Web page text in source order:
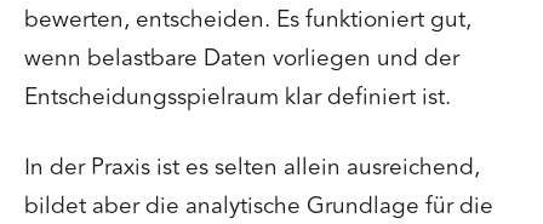
bewerten, entscheiden. Es funktioniert gut,
wenn belastbare Daten vorliegen und der
Entscheidungsspielraum klar definiert ist.
In der Praxis ist es selten allein ausreichend,
bildet aber die analytische Grundlage für die